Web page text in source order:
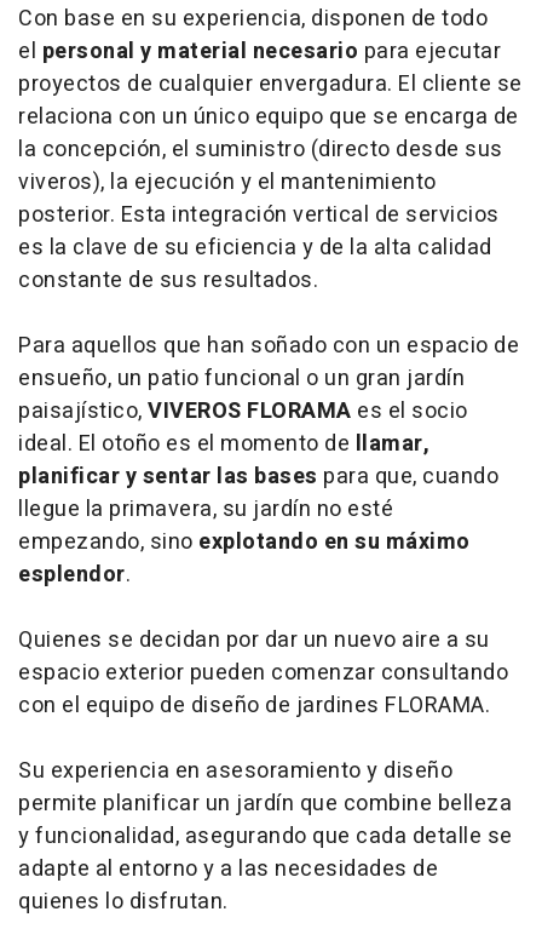
Con base en su experiencia, disponen de todo
el personal y material necesario para ejecutar
proyectos de cualquier envergadura. El cliente se
relaciona con un único equipo que se encarga de
la concepción, el suministro (directo desde sus
viveros), la ejecución y el mantenimiento
posterior. Esta integración vertical de servicios
es la clave de su eficiencia y de la alta calidad
constante de sus resultados.
Para aquellos que han soñado con un espacio de
ensueño, un patio funcional o un gran jardín
paisajístico,VIVEROS FLORAMA es el socio
ideal. El otoño es el momento de llamar,
planificar y sentar las bases para que, cuando
llegue la primavera, su jardín no esté
empezando, sino explotando en su máximo
esplendor.
Quienes se decidan por dar un nuevo aire a su
espacio exterior pueden comenzar consultando
con el equipo de diseño de jardines FLORAMA.
Su experiencia en asesoramiento y diseño
permite planificar un jardín que combine belleza
y funcionalidad, asegurando que cada detalle se
adapte al entorno y a las necesidades de
quienes lo disfrutan.